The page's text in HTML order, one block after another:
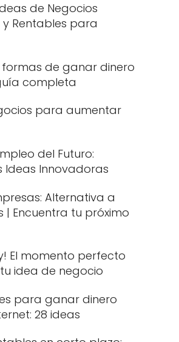
de Negocios
Rentables para
formas de ganar dinero
completa
para aumentar
del Futuro:
Ideas Innovadoras
Alternativa a
| Encuentra tu próximo
El momento perfecto
idea de negocio
para ganar dinero
28 ideas